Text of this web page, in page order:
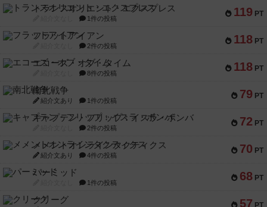
119 PT
トランスオリエント・エクスプレス
1件の投稿
118 PT
フラットアイアン
2件の投稿
118 PT
エコーズ・オブ・タイム
8件の投稿
79 PT
南北戦争
紹介文あり 1件の投稿
72 PT
キャプテン・フリップ：イスラ・ボンバ
2件の投稿
70 PT
メメントオンラインタクティクス
紹介文あり 4件の投稿
68 PT
パーミッド
1件の投稿
57 PT
クリーグ